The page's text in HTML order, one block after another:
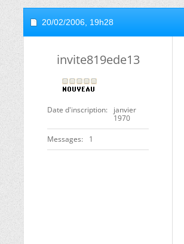
20/02/2006, 19h28
invite819ede13
Date d'inscription
janvier
1970
Messages 1